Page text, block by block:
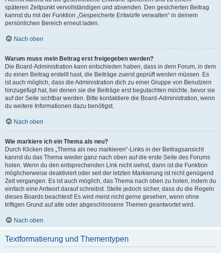
späteren Zeitpunkt vervollständigen und absenden. Den gesicherten Beitrag
kannst du mit der Funktion „Gespeicherte Entwürfe verwalten“ in deinem
persönlichen Bereich erneut laden.
Nach oben
Warum muss mein Beitrag erst freigegeben werden?
Die Board-Administration kann entschieden haben, dass in dem Forum, in dem
du einen Beitrag erstellt hast, die Beiträge zuerst geprüft werden müssen. Es
ist auch möglich, dass die Administration dich zu einer Gruppe von Benutzern
hinzugefügt hat, bei denen sie die Beiträge erst begutachten möchte, bevor sie
auf der Seite sichtbar werden. Bitte kontaktiere die Board-Administration, wenn
du weitere Informationen dazu benötigst.
Nach oben
Wie markiere ich ein Thema als neu?
Durch Klicken des „Thema als neu markieren“-Links in der Beitragsansicht
kannst du das Thema wieder ganz nach oben auf die erste Seite des Forums
holen. Wenn du den entsprechenden Link nicht siehst, dann ist die Funktion
möglicherweise deaktiviert oder seit der letzten Markierung ist nicht genügend
Zeit vergangen. Es ist auch möglich, das Thema nach oben zu holen, indem du
einfach eine Antwort darauf schreibst. Stelle jedoch sicher, dass du die Regeln
dieses Boards beachtest! Es wird meist nicht gerne gesehen, wenn ohne
triftigen Grund auf alte oder abgeschlossene Themen geantwortet wird.
Nach oben
Textformatierung und Thementypen